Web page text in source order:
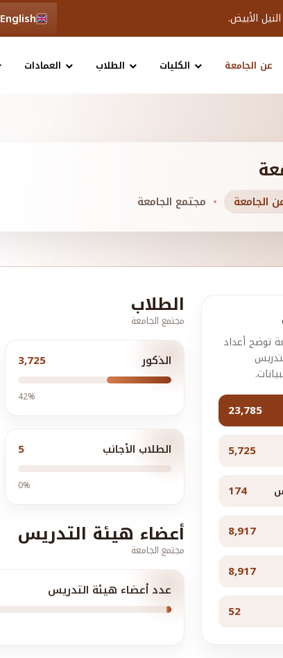
الأبيض. English
عن الجامعة الكليات الطلاب العمادات
الجامعة مجتمع الجامعة
توضح أعداد
23,785
5,725
174
8,917
8,917
52
الطلاب
مجتمع الجامعة
الذكور 3,725
42%
الطلاب الأجانب 5
0%
أعضاء هيئة التدريس
مجتمع الجامعة
عدد أعضاء هيئة التدريس